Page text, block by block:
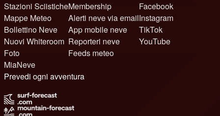
Stazioni Sciistiche
Mappe Meteo
Bollettino Neve
Nuovi Whiteroom
Foto
MiaNeve
Membership
Alerti neve via email
App mobile neve
Reporteri neve
Feeds meteo
Facebook
Instagram
TikTok
YouTube
Prevedi ogni avventura